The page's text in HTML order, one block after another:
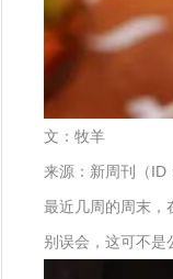
文：牧羊
来源：新周刊（ID
最近几周的周末
别误会，这可不是